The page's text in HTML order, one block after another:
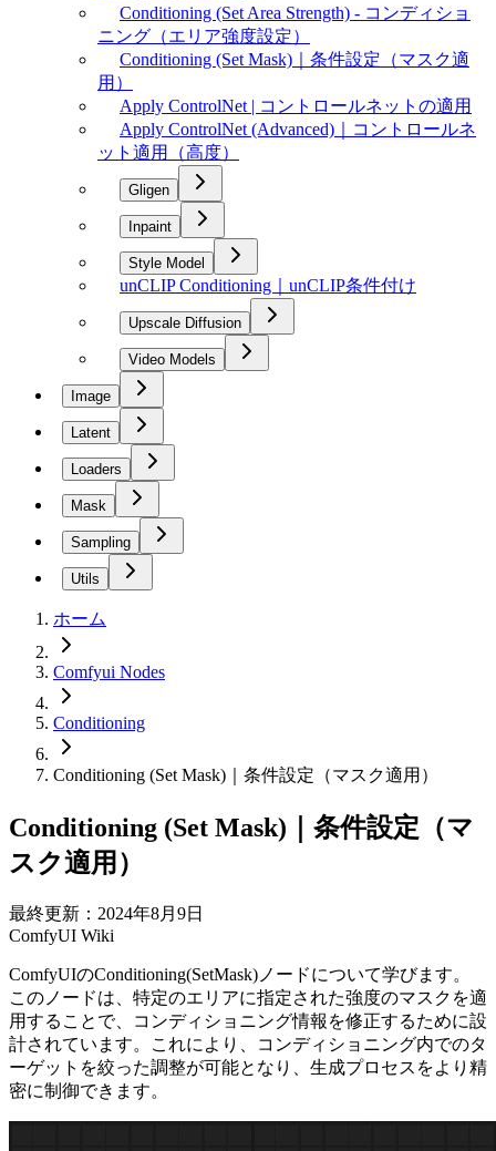
Conditioning (Set Area Strength) - コンディショ
ニング（エリア強度設定）
Conditioning (Set Mask)｜条件設定（マスク適
用）
Apply ControlNet | コントロールネットの適用
Apply ControlNet (Advanced)｜コントロールネ
ット適用（高度）
Gligen
Inpaint
Style Model
unCLIP Conditioning｜unCLIP条件付け
Upscale Diffusion
Video Models
Image
Latent
Loaders
Mask
Sampling
Utils
ホーム
Comfyui Nodes
Conditioning
Conditioning (Set Mask)｜条件設定（マスク適用）
Conditioning (Set Mask)｜条件設定（マ
スク適用）
最終更新：2024年8月9日
ComfyUI Wiki
ComfyUIのConditioning(SetMask)ノードについて学びます。
このノードは、特定のエリアに指定された強度のマスクを適
用することで、コンディショニング情報を修正するために設
計されています。これにより、コンディショニング内でのタ
ーゲットを絞った調整が可能となり、生成プロセスをより精
密に制御できます。